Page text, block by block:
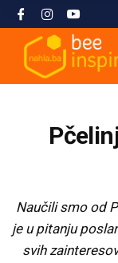
Naučili smo od
je u pitanju
svih
Misija i filozofija
Kontaktirajte
Škola islama
Arapski jezik
Tematski
Osnove islama
Stopama
Žena i islam
Islam i
Nahla kao
Analize i studije
Multimedija